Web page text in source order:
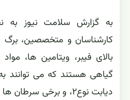
به گزارش سلامت نیوز به
کارشناسان و متخصصین، برگ
بالای فیبر، ویتامین ها،
گیاهی هستند که می توانند
دیابت نوع۲، و برخی